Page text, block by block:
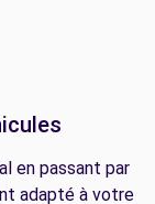
en passant par
adapté à votre